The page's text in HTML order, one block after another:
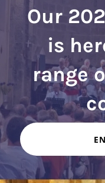
Our
is
range